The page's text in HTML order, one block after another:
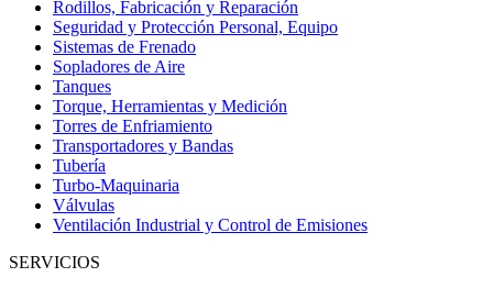
Rodillos, Fabricación y Reparación
Seguridad y Protección Personal, Equipo
Sistemas de Frenado
Sopladores de Aire
Tanques
Torque, Herramientas y Medición
Torres de Enfriamiento
Transportadores y Bandas
Tubería
Turbo-Maquinaria
Válvulas
Ventilación Industrial y Control de Emisiones
SERVICIOS